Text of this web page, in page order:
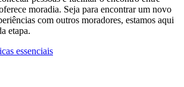
moradia. Seja para encontrar um novo
com outros moradores, estamos aqui
etapa.
essenciais